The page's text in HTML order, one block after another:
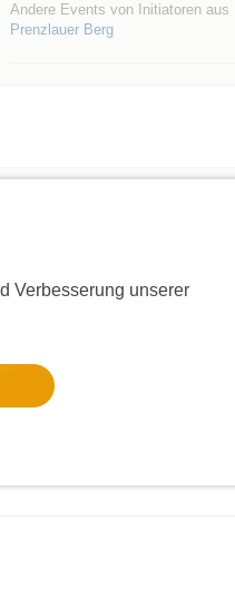
Verbesserung unserer
Andere Events von Initiatoren aus
Prenzlauer Berg